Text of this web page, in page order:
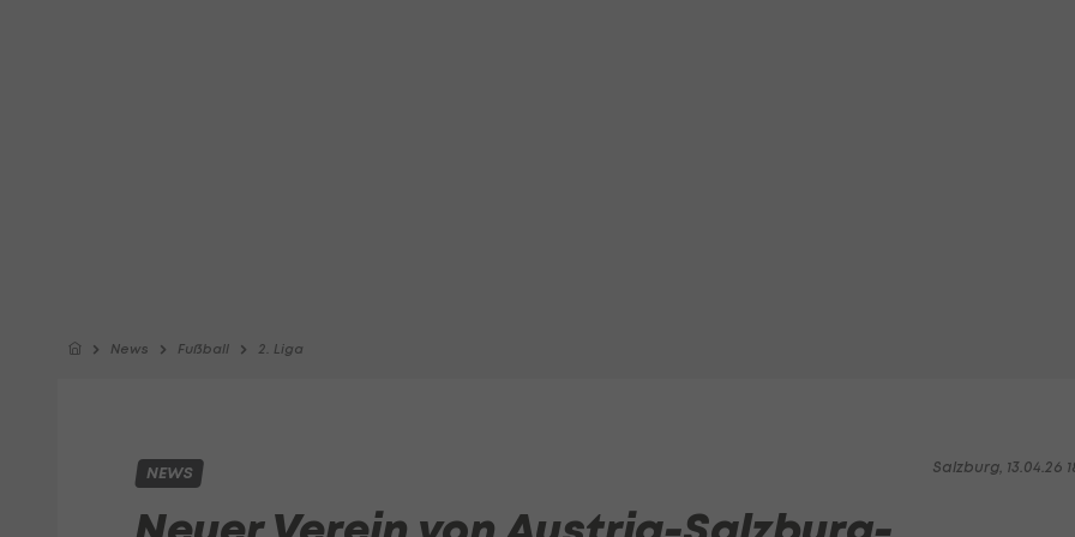
News Fußball 2. Liga
Salzburg, 13.04.26
NEWS